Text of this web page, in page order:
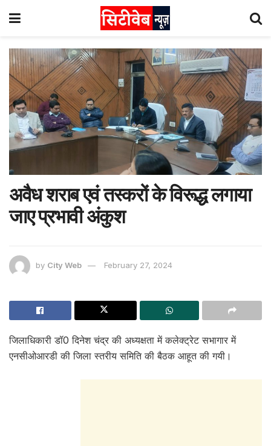
अवैध शराब एवं तस्करों के विरूद्ध लगाया
जाए प्रभावी अंकुश
by City Web February 27, 2024
जिलाधिकारी डॉ0 दिनेश चंद्र की अध्यक्षता में कलेक्ट्रेट सभागार में
एनसीओआरडी की जिला स्तरीय समिति की बैठक आहूत की गयी।